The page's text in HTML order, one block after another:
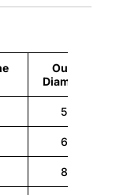
Outer
Diameter
52
65
85